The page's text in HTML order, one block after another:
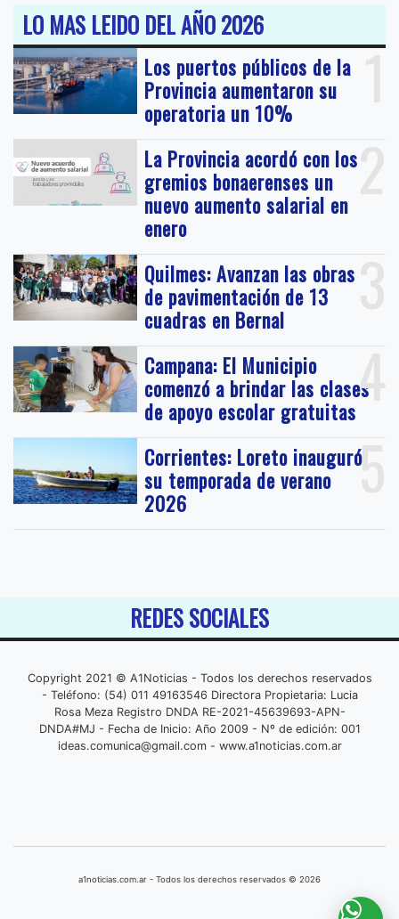
LO MAS LEIDO DEL AÑO 2026
1
Los puertos públicos de la
Provincia aumentaron su
operatoria un 10%
2
La Provincia acordó con los
gremios bonaerenses un
nuevo aumento salarial en
enero
3
Quilmes: Avanzan las obras
de pavimentación de 13
cuadras en Bernal
4
Campana: El Municipio
comenzó a brindar las clases
de apoyo escolar gratuitas
5
Corrientes: Loreto inauguró
su temporada de verano
2026
REDES SOCIALES
Copyright 2021 © A1Noticias - Todos los derechos reservados
- Teléfono: (54) 011 49163546 Directora Propietaria: Lucia
Rosa Meza Registro DNDA RE-2021-45639693-APN-
DNDA#MJ - Fecha de Inicio: Año 2009 - Nº de edición: 001
ideas.comunica@gmail.com- www.a1noticias.com.ar
a1noticias.com.ar - Todos los derechos reservados © 2026